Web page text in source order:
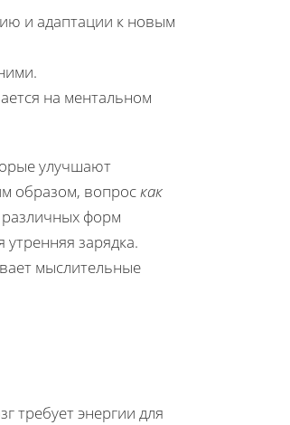
и адаптации к новым
на ментальном
улучшают
образом, вопроскак
форм
зарядка.
мыслительные
требует энергии для